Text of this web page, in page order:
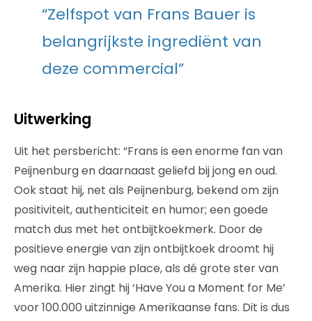
“Zelfspot van Frans Bauer is
belangrijkste ingrediënt van
deze commercial”
Uitwerking
Uit het persbericht: “Frans is een enorme fan van
Peijnenburg en daarnaast geliefd bij jong en oud.
Ook staat hij, net als Peijnenburg, bekend om zijn
positiviteit, authenticiteit en humor; een goede
match dus met het ontbijtkoekmerk. Door de
positieve energie van zijn ontbijtkoek droomt hij
weg naar zijn happie place, als dé grote ster van
Amerika. Hier zingt hij ‘Have You a Moment for Me’
voor 100.000 uitzinnige Amerikaanse fans. Dit is dus